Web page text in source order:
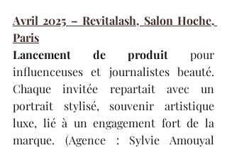
Avril 2025 – Revitalash, Salon Hoche,
Paris
Lancement de produit pour
influenceuses et journalistes beauté.
Chaque invitée repartait avec un
portrait stylisé, souvenir artistique
luxe, lié à un engagement fort de la
marque. (Agence : Sylvie Amouyal